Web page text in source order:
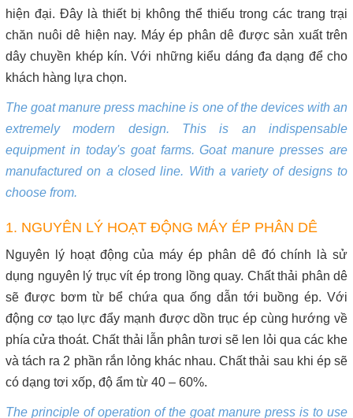
hiện đại. Đây là thiết bị không thể thiếu trong các trang trại
chăn nuôi dê hiện nay. Máy ép phân dê được sản xuất trên
dây chuyền khép kín. Với những kiểu dáng đa dạng để cho
khách hàng lựa chọn.
The goat manure press machine is one of the devices with an
extremely modern design. This is an indispensable
equipment in today's goat farms. Goat manure presses are
manufactured on a closed line. With a variety of designs to
choose from.
1. NGUYÊN LÝ HOẠT ĐỘNG MÁY ÉP PHÂN DÊ
Nguyên lý hoạt động của máy ép phân dê đó chính là sử
dụng nguyên lý trục vít ép trong lồng quay. Chất thải phân dê
sẽ được bơm từ bể chứa qua ống dẫn tới buồng ép. Với
động cơ tạo lực đẩy mạnh được dồn trục ép cùng hướng về
phía cửa thoát. Chất thải lẫn phân tươi sẽ len lỏi qua các khe
và tách ra 2 phần rắn lỏng khác nhau. Chất thải sau khi ép sẽ
có dạng tơi xốp, độ ẩm từ 40 – 60%.
The principle of operation of the goat manure press is to use